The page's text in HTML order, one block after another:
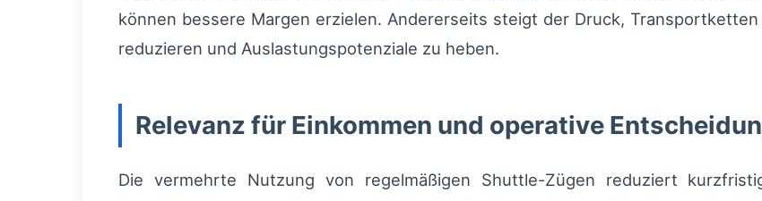
können bessere Margen erzielen. Andererseits steigt der Druck,
reduzieren und Auslastungspotenziale zu heben.
Relevanz für Einkommen und operative
Die vermehrte Nutzung von regelmäßigen Shuttle-Zügen reduziert